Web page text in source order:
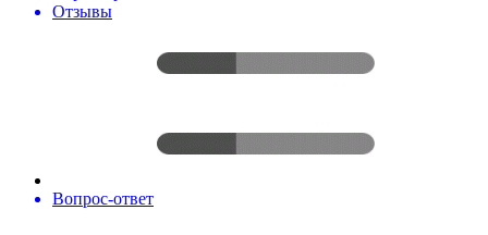
Отзывы
Вопрос-ответ